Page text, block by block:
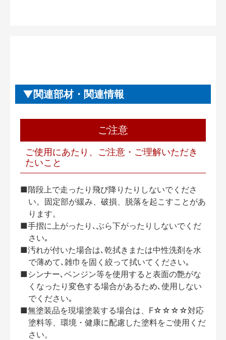
関連部材・関連情報
ご注意
ご使用にあたり、ご注意・ご理解いただき
たいこと
■階段上で走ったり飛び降りたりしないでくださ
い。固定部が緩み、破損、脱落を起こすことがあ
ります。
■手摺に上がったり､ぶら下がったりしないでくだ
さい｡
■汚れが付いた場合は､乾拭きまたは中性洗剤を水
で薄めて､雑巾を固く絞って拭いてください｡
■シンナー､ベンジン等を使用すると表面の艶がな
くなったり変色する場合があるため､使用しない
でください｡
■無塗装品を現場塗装する場合は、F☆☆☆☆対応
塗料等、環境・健康に配慮した塗料をご使用くだ
さい。